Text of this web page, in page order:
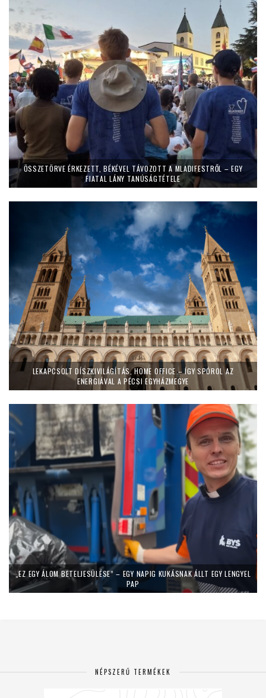
ÖSSZETÖRVE ÉRKEZETT, BÉKÉVEL TÁVOZOTT A MLADIFESTRŐL – EGY
FIATAL LÁNY TANÚSÁGTÉTELE
LEKAPCSOLT DÍSZKIVILÁGÍTÁS, HOME OFFICE – ÍGY SPÓROL AZ
ENERGIÁVAL A PÉCSI EGYHÁZMEGYE
„EZ EGY ÁLOM BETELJESÜLÉSE” – EGY NAPIG KUKÁSNAK ÁLLT EGY LENGYEL
PAP
NÉPSZERŰ TERMÉKEK